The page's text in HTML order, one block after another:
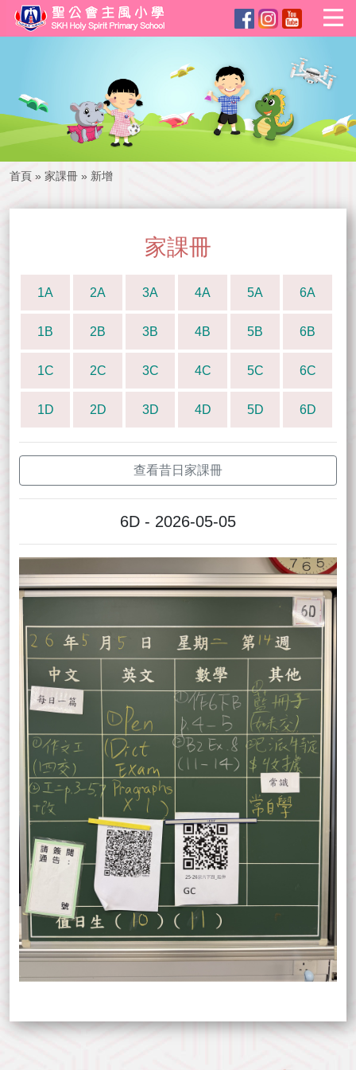
首頁 » 家課冊 » 新增
家課冊
1A 2A 3A 4A 5A 6A
1B 2B 3B 4B 5B 6B
1C 2C 3C 4C 5C 6C
1D 2D 3D 4D 5D 6D
查看昔日家課冊
6D - 2026-05-05